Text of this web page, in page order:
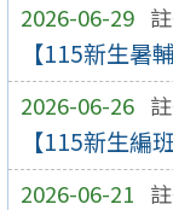
2026-06-29
【115新生暑
2026-06-26
【115新生編
2026-06-21